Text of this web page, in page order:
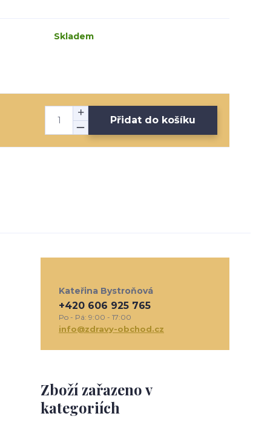
Skladem
Přidat do košíku
Zboží zařazeno v
kategoriích
Kateřina Bystroňová
+420 606 925 765
Po - Pá: 9:00 - 17:00
info@zdravy-obchod.cz